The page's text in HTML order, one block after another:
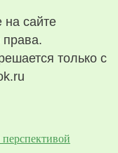
сайте
права.
только с